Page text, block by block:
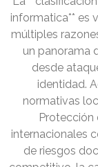
informatica** es
múltiples
un panorama
desde
identidad.
normativas
Protección
internacionales
de riesgos